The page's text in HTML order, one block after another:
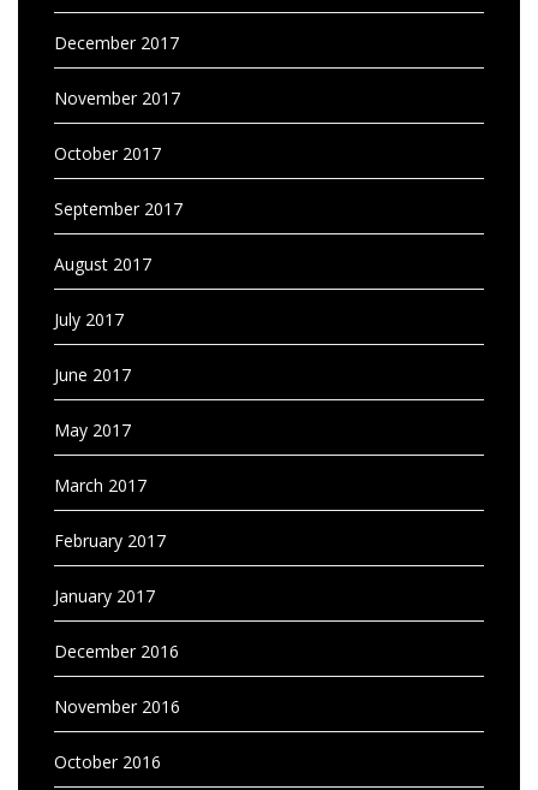
December 2017
November 2017
October 2017
September 2017
August 2017
July 2017
June 2017
May 2017
March 2017
February 2017
January 2017
December 2016
November 2016
October 2016